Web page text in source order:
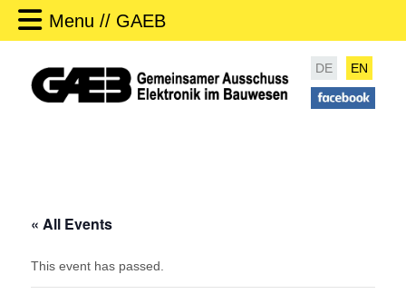
Menu // GAEB
DE EN
« All Events
This event has passed.